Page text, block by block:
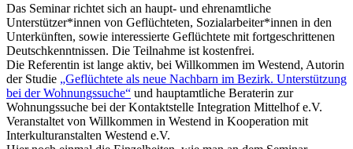
Das Seminar richtet sich an haupt- und ehrenamtliche
Unterstützer*innen von Geflüchteten, Sozialarbeiter*innen in den
Unterkünften, sowie interessierte Geflüchtete mit fortgeschrittenen
Deutschkenntnissen. Die Teilnahme ist kostenfrei.
Die Referentin ist lange aktiv, bei Willkommen im Westend, Autorin
der Studie „Geflüchtete als neue Nachbarn im Bezirk. Unterstützung
bei der Wohnungssuche“ und hauptamtliche Beraterin zur
Wohnungssuche bei der Kontaktstelle Integration Mittelhof e.V.
Veranstaltet von Willkommen in Westend in Kooperation mit
Interkulturanstalten Westend e.V.